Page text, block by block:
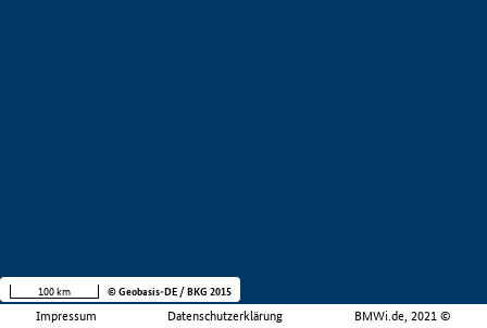
Impressum Datenschutzerklärung BMWi.de, 2021 ©
100 km © Geobasis-DE / BKG 2015